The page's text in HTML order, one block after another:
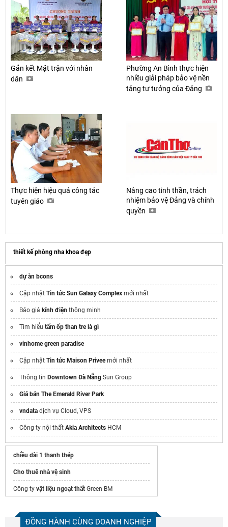
Gắn kết Mặt trận với nhân
dân
Phường An Bình thực hiện
nhiều giải pháp bảo vệ nền
tảng tư tưởng của Đảng
Thực hiện hiệu quả công tác
tuyên giáo
Nâng cao tinh thần, trách
nhiệm bảo vệ Đảng và chính
quyền
thiết kế phòng nha khoa đẹp​
dự àn bcons
Cập nhật Tin tức Sun Galaxy Complex mới nhất
Báo giá kính điện thông minh
Tìm hiểu tấm ốp than tre là gì
vinhome green paradise
Cập nhật Tin tức Maison Priveemới nhất
Thông tin Downtown Đà Nẵng Sun Group
Giá bán The Emerald River Park
vndata dịch vụ Cloud, VPS
Công ty nội thất Akia Architects HCM
chiều dài 1 thanh thép
Cho thuê nhà vệ sinh
Công ty vật liệu ngoạt thất Green BM
Súng phun sơn tự động
ĐỒNG HÀNH CÙNG DOANH NGHIỆP